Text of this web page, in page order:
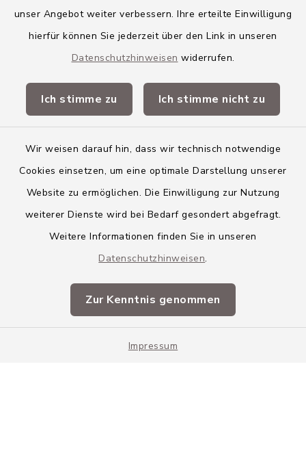
unser Angebot weiter verbessern. Ihre erteilte Einwilligung
hierfür können Sie jederzeit über den Link in unseren
Datenschutzhinweisen widerrufen.
Ich stimme zu Ich stimme nicht zu
Wir weisen darauf hin, dass wir technisch notwendige
Cookies einsetzen, um eine optimale Darstellung unserer
Website zu ermöglichen. Die Einwilligung zur Nutzung
weiterer Dienste wird bei Bedarf gesondert abgefragt.
Weitere Informationen finden Sie in unseren
Datenschutzhinweisen.
Zur Kenntnis genommen
Impressum
VG Altenstadt
Landkreis Neu-Ulm
Barrierefreiheit
Impressum
Sitemap